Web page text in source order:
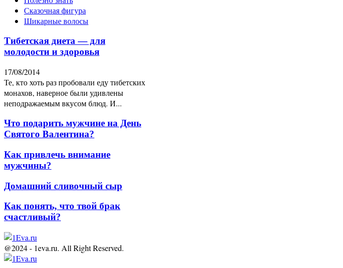
Сказочная фигура
Шикарные волосы
Тибетская диета — для
молодости и здоровья
17/08/2014
Те, кто хоть раз пробовали еду тибетских
монахов, наверное были удивлены
неподражаемым вкусом блюд. И...
Что подарить мужчине на День
Святого Валентина?
Как привлечь внимание
мужчины?
Домашний сливочный сыр
Как понять, что твой брак
счастливый?
@2024 - 1eva.ru. All Right Reserved.